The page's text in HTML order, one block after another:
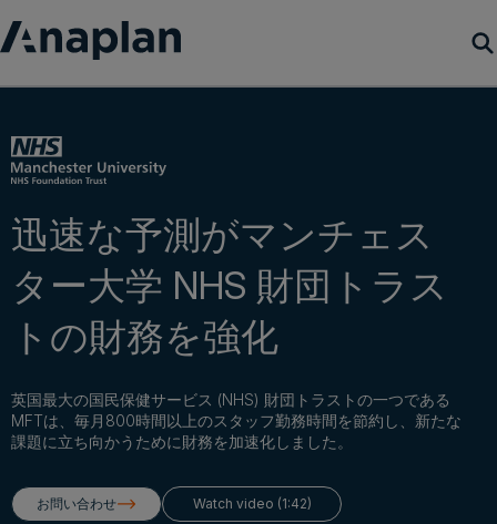
カスタマーサクセス
リソース
会社概要
デモをリクエスト
ログイン
迅速な予測がマンチェス
ター大学 NHS 財団トラス
トの財務を強化
英国最大の国民保健サービス (NHS) 財団トラストの一つである
MFTは、毎月800時間以上のスタッフ勤務時間を節約し、新たな
課題に立ち向かうために財務を加速化しました。
お問い合わせ Watch video (1:42)